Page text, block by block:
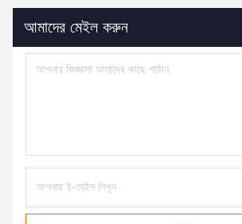
আমাদের মেইল ​​করুন